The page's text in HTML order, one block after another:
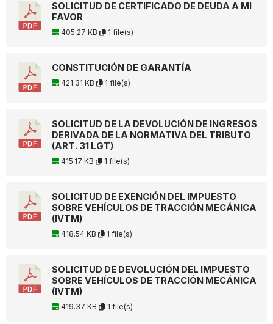
SOLICITUD DE CERTIFICADO DE DEUDA A MI
FAVOR
405.27 KB 1 file(s)
CONSTITUCIÓN DE GARANTÍA
421.31 KB 1 file(s)
SOLICITUD DE LA DEVOLUCIÓN DE INGRESOS
DERIVADA DE LA NORMATIVA DEL TRIBUTO
(ART. 31 LGT)
415.17 KB 1 file(s)
SOLICITUD DE EXENCIÓN DEL IMPUESTO
SOBRE VEHÍCULOS DE TRACCIÓN MECÁNICA
(IVTM)
418.54 KB 1 file(s)
SOLICITUD DE DEVOLUCIÓN DEL IMPUESTO
SOBRE VEHÍCULOS DE TRACCIÓN MECÁNICA
(IVTM)
419.37 KB 1 file(s)